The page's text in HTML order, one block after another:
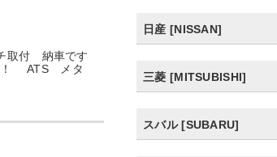
取付 納車です
！ ATS メタ
日産 [NISSAN]
三菱 [MITSUBISHI]
スバル [SUBARU]